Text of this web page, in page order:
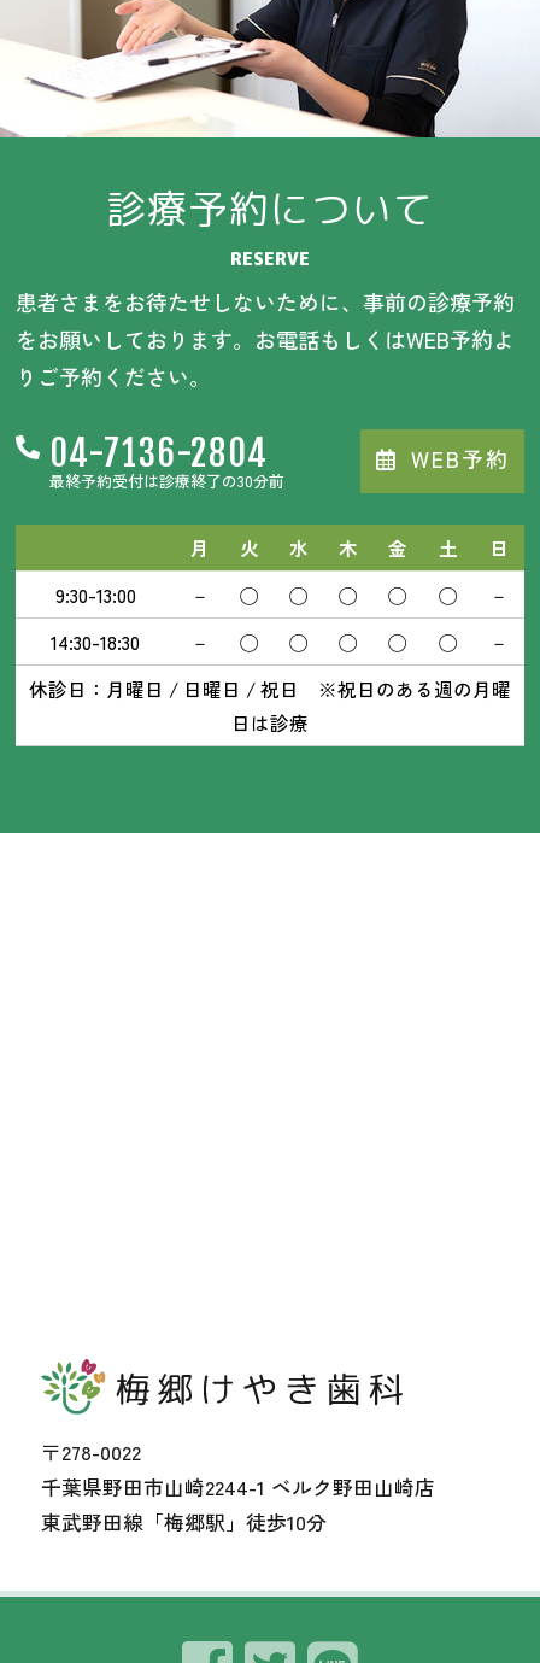
診療予約について
RESERVE
患者さまをお待たせしないために、事前の診療予約
をお願いしております。お電話もしくはWEB予約よ
りご予約ください。
04-7136-2804
最終予約受付は診療終了の30分前
WEB予約
月 火 水 木 金 土
日
9:30-13:00
－ ◯ ◯ ◯ ◯ ◯
－
14:30-18:30
－ ◯ ◯ ◯ ◯ ◯
－
休診日：月曜日 / 日曜日 / 祝日 ※祝日のある週の月曜
日は診療
〒278-0022
千葉県野田市山崎2244-1 ベルク野田山崎店
東武野田線「梅郷駅」徒歩10分